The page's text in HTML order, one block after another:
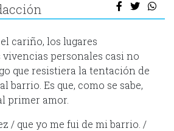
cariño, los lugares
personales casi no
que resistiera la tentación de
barrio. Es que, como se sabe,
primer amor.
/ que yo me fui de mi barrio. /